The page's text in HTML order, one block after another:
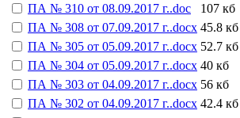
ПА № 310 от 08.09.2017 г..doc
107 кб
ПА № 308 от 07.09.2017 г..docx 45.8 кб
ПА № 305 от 05.09.2017 г..docx 52.7 кб
ПА № 304 от 05.09.2017 г..docx 40 кб
ПА № 303 от 04.09.2017 г..docx 56 кб
ПА № 302 от 04.09.2017 г..docx 42.4 кб